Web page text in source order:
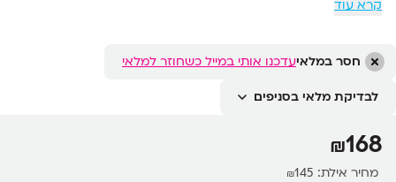
קרא עוד
חסר במלאיעדכנו אותי במייל כשחוזר למלאי
לבדיקת מלאי בסניפים
₪168
מחיר אילת: ₪145